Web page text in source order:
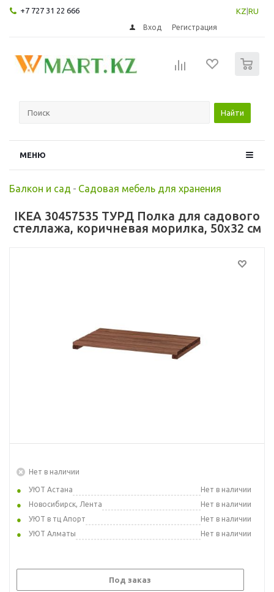
+7 727 31 22 666 KZ RU
Вход Регистрация
Найти
МЕНЮ
Балкон и сад - Садовая мебель для хранения
IKEA 30457535 ТУРД Полка для садового
стеллажа, коричневая морилка, 50x32 см
Нет в наличии
УЮТ Астана
Нет в наличии
Новосибирск, Лента
Нет в наличии
УЮТ в тц Апорт
Нет в наличии
УЮТ Алматы
Нет в наличии
Под заказ